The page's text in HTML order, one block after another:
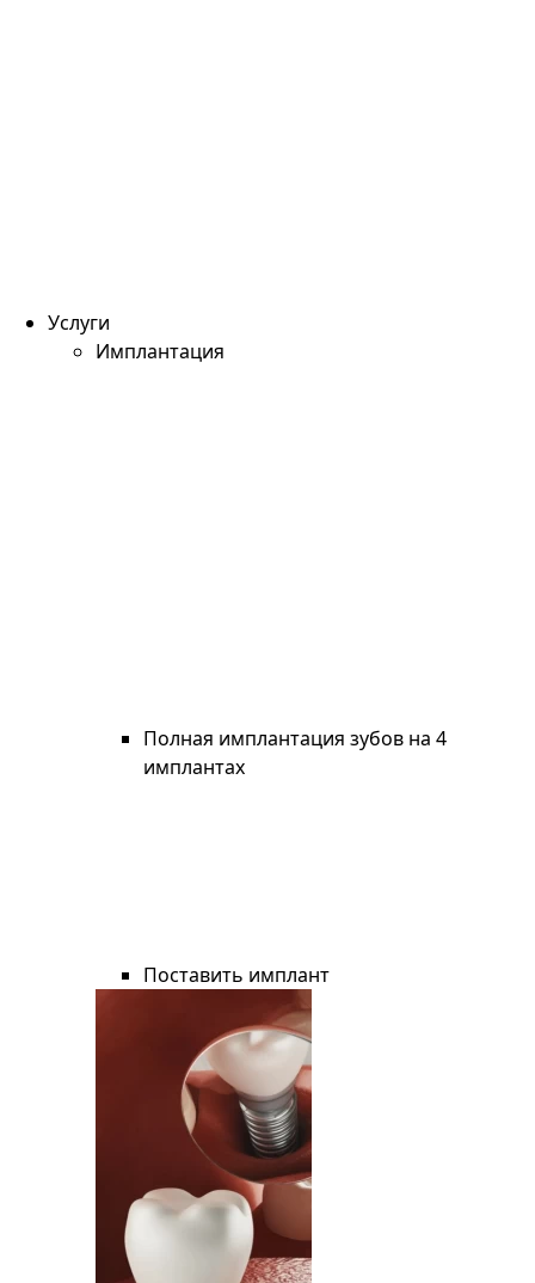
Услуги
Имплантация
Полная имплантация зубов на 4
имплантах
Поставить имплант